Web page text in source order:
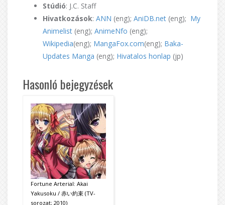
Stúdió: J.C. Staff
Hivatkozások: ANN (eng); AniDB.net (eng); My
Animelist (eng); AnimeNfo (eng);
Wikipedia(eng); MangaFox.com(eng); Baka-
Updates Manga (eng); Hivatalos honlap (jp)
Hasonló bejegyzések
Fortune Arterial: Akai
Yakusoku / 赤い約束 (TV-
sorozat; 2010)